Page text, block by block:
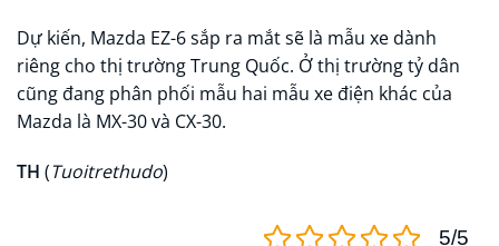
Dự kiến, Mazda EZ-6 sắp ra mắt sẽ là mẫu xe dành
riêng cho thị trường Trung Quốc. Ở thị trường tỷ dân
cũng đang phân phối mẫu hai mẫu xe điện khác của
Mazda là MX-30 và CX-30.
TH (Tuoitrethudo)
5/5